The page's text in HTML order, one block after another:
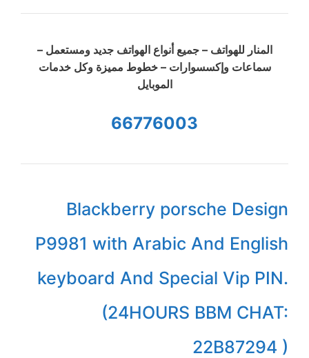
المنار للهواتف – جميع أنواع الهواتف جديد ومستعمل –
سماعات وإكسسوارات – خطوط مميزة وكل خدمات
الموبايل
66776003
Blackberry porsche Design
P9981 with Arabic And English
keyboard And Special Vip PIN.
(24HOURS BBM CHAT:
22B87294 )